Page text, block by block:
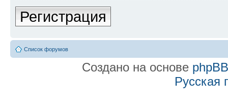
Регистрация
Список форумов
Создано на основе phpBB
Русская